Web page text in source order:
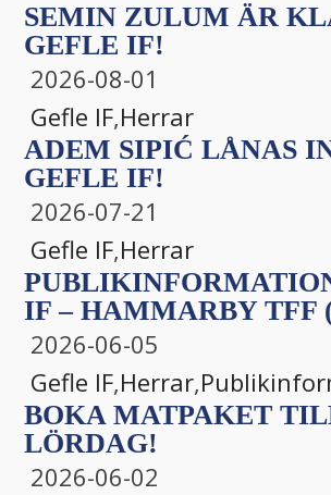
SEMIN ZULUM ÄR
GEFLE IF!
2026-08-01
Gefle IF,Herrar
ADEM SIPIĆ LÅNAS
GEFLE IF!
2026-07-21
Gefle IF,Herrar
IF – HAMMARBY TFF
2026-06-05
Gefle IF,Herrar,
BOKA MATPAKET
LÖRDAG!
2026-06-02